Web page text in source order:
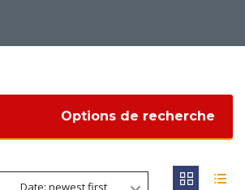
Options de recherche
Date: newest first